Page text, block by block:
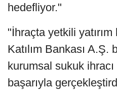
hedefliyor."
"İhraçta yetkili
Katılım Bankası A.Ş.
kurumsal sukuk ihracı
başarıyla